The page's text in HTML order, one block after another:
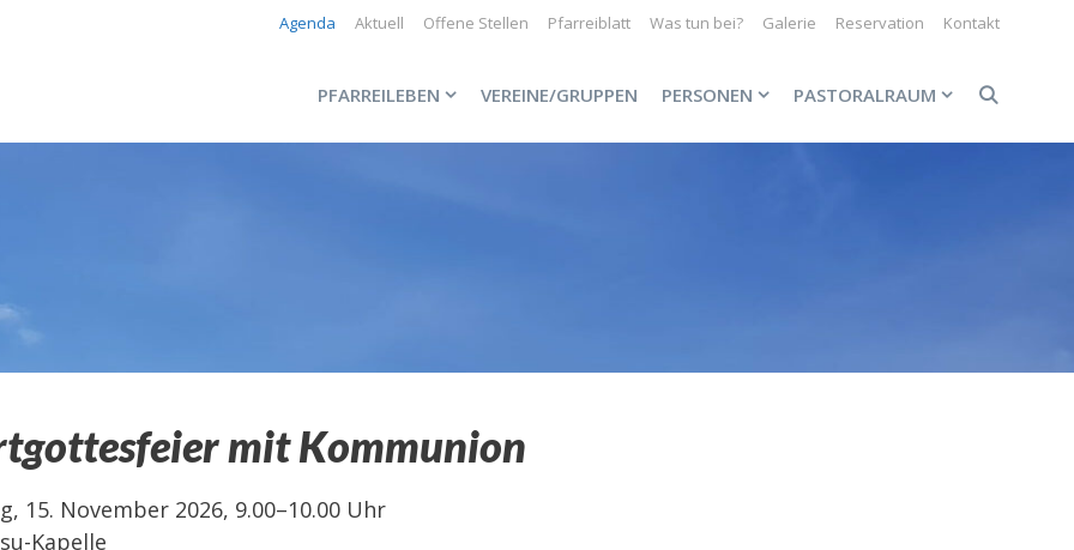
Agenda Aktuell Offene Stellen Pfarreiblatt Was tun bei? Galerie Reservation Kontakt
PFARREILEBEN VEREINE/GRUPPEN PERSONEN PASTORALRAUM
mit Kommunion
15. November 2026, 9.00–10.00 Uhr
Kapelle